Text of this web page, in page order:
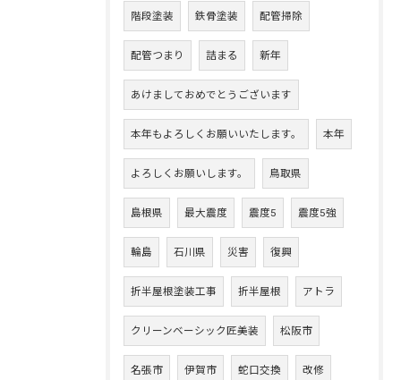
階段塗装 鉄骨塗装 配管掃除
配管つまり 詰まる 新年
あけましておめでとうございます
本年もよろしくお願いいたします。 本年
よろしくお願いします。 鳥取県
島根県 最大震度 震度5 震度5強
輪島 石川県 災害 復興
折半屋根塗装工事 折半屋根 アトラ
クリーンベーシック匠美装 松阪市
名張市 伊賀市 蛇口交換 改修